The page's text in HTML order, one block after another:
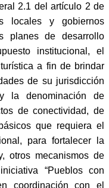
2.1 del artículo 2 de
locales y gobiernos
planes de desarrollo
institucional, el
a fin de brindar
de su jurisdicción
la denominación de
de conectividad, de
que requiera el
para fortalecer la
otros mecanismos de
“Pueblos con
coordinación con el